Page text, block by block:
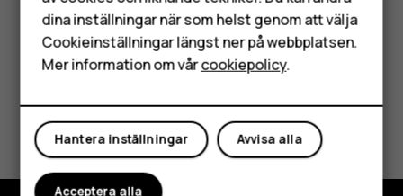
HMD Terra M
Surfplattor
Var detta till hjälp?
Ja Nej
dina inställningar när som helst genom att välja
Cookieinställningar längst ner på webbplatsen.
Mer information om vårcookiepolicy.
Avvisa alla
Hantera inställningar
Acceptera alla